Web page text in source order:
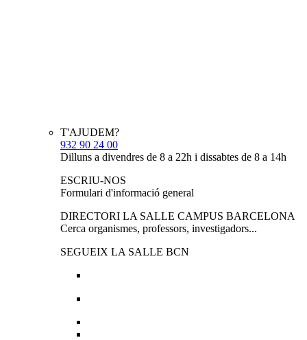
T'AJUDEM?
932 90 24 00
Dilluns a divendres de 8 a 22h i dissabtes de 8 a 14h
ESCRIU-NOS
Formulari d'informació general
DIRECTORI LA SALLE CAMPUS BARCELONA
Cerca organismes, professors, investigadors...
SEGUEIX LA SALLE BCN